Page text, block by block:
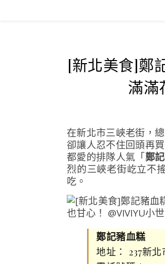
[新北美食]鄭
滿滿
在新北市三峽老街，
卻讓人忍不住回頭再
都愛的排隊人氣「鄭
烈的三峽老街屹立不
吃。
鄭記豬血糕
地址： 237新